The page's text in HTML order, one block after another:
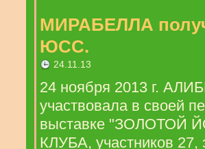
МИРАБЕЛЛА
ЮСС.
24.11.13
24 ноября 2013 г.
участвовала в своей
выставке "ЗОЛОТОЙ
КЛУБА, участников 27,